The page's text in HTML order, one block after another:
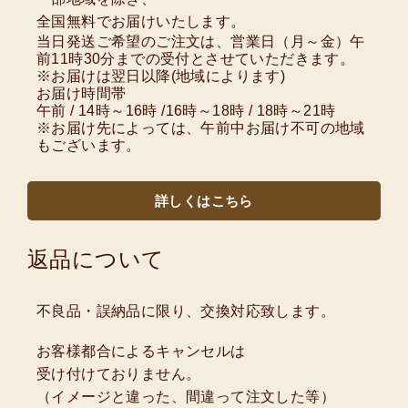
全国無料でお届けいたします。
当日発送ご希望のご注文は、営業日（月～金）午
前11時30分までの受付とさせていただきます。
※お届けは翌日以降(地域によります)
お届け時間帯
午前 / 14時～16時 /16時～18時 / 18時～21時
※お届け先によっては、午前中お届け不可の地域
もございます。
詳しくはこちら
返品について
不良品・誤納品に限り、交換対応致します。
お客様都合によるキャンセルは
受け付けておりません。
（イメージと違った、間違って注文した等）